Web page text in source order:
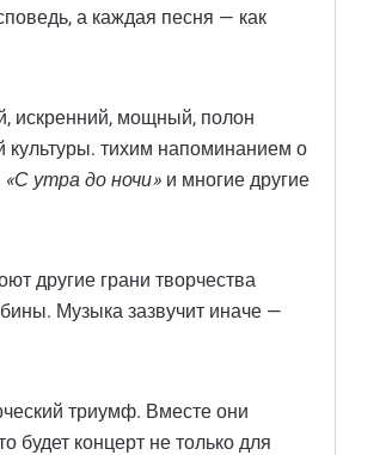
а каждая песня — как
искренний, мощный, полон
культуры. тихим напоминанием о
«С утра до ночи» и многие другие
другие грани творчества
Музыка зазвучит иначе —
триумф. Вместе они
будет концерт не только для